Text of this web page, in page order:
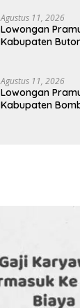
Agustus 11, 2026
Lowongan
Kabupaten
Agustus 11, 2026
Lowongan
Kabupaten